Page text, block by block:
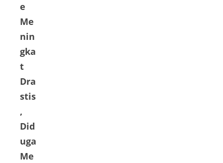
e
Me
nin
gka
t
Dra
stis
,
Did
uga
Me